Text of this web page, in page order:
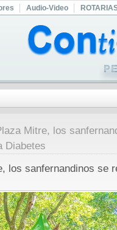
Audio-Video
Mitre, los
Diabetes
los sanfernandinos se